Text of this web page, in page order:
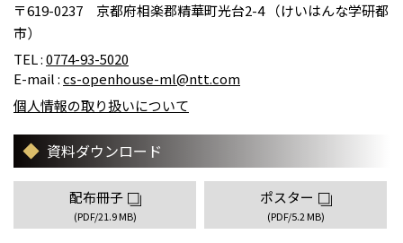
〒619-0237 京都府相楽郡精華町光台2-4 （けいはんな学研都
市）
TEL :0774-93-5020
E-mail :cs-openhouse-ml@ntt.com
個人情報の取り扱いについて
資料ダウンロード
配布冊子
(PDF/21.9 MB)
ポスター
(PDF/5.2 MB)